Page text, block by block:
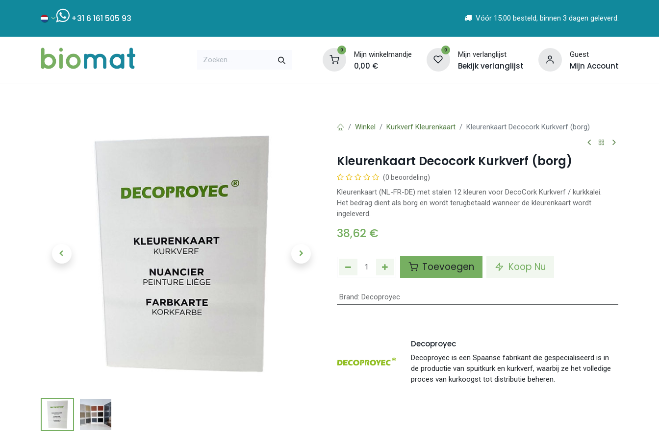
+31 6 161 505 93 Vóór 15:00 besteld, binnen 3 dagen geleverd.
0 Mijn winkelmandje
0,00 €
0 Mijn verlanglijst
Bekijk verlanglijst
Guest
Mijn Account
Winkel Kurkverf Kleurenkaart Kleurenkaart Decocork Kurkverf (borg)
Kleurenkaart Decocork Kurkverf (borg)
(0 beoordeling)
Kleurenkaart (NL-FR-DE) met stalen 12 kleuren voor DecoCork Kurkverf / kurkkalei.
Het bedrag dient als borg en wordt terugbetaald wanneer de kleurenkaart wordt
ingeleverd.
38,62 €
Toevoegen Koop Nu
Brand: Decoproyec
Decoproyec
Decoproyec is een Spaanse fabrikant die gespecialiseerd is in
de productie van spuitkurk en kurkverf, waarbij ze het volledige
proces van kurkoogst tot distributie beheren.